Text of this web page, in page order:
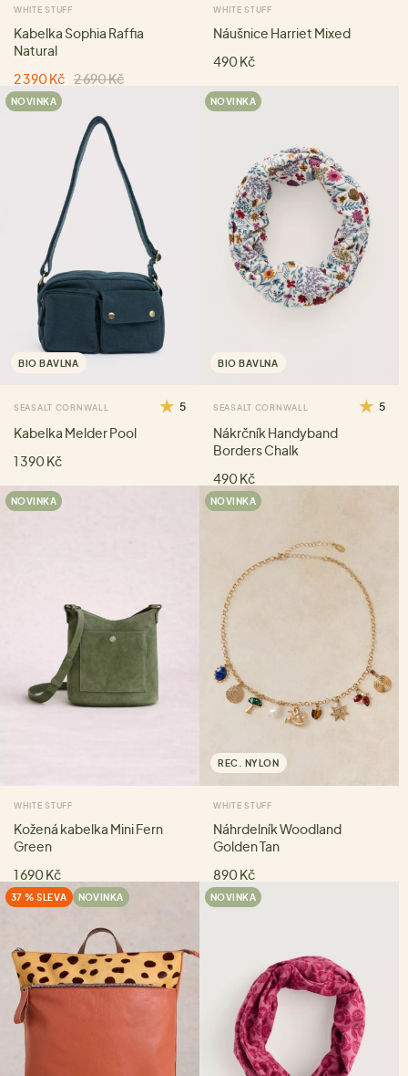
WHITE STUFF
Kabelka Sophia Raffia
Natural
2 390 Kč 2 690 Kč
WHITE STUFF
Náušnice Harriet Mixed
490 Kč
NOVINKA
BIO BAVLNA
SEASALT CORNWALL 5
Kabelka Melder Pool
1 390 Kč
NOVINKA
BIO BAVLNA
SEASALT CORNWALL 5
Nákrčník Handyband
Borders Chalk
490 Kč
NOVINKA
WHITE STUFF
Kožená kabelka Mini Fern
Green
1 690 Kč
NOVINKA
REC. NYLON
WHITE STUFF
Náhrdelník Woodland
Golden Tan
890 Kč
37 % SLEVA NOVINKA NOVINKA